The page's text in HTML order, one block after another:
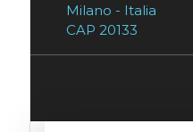
Milano - Italia
CAP 20133